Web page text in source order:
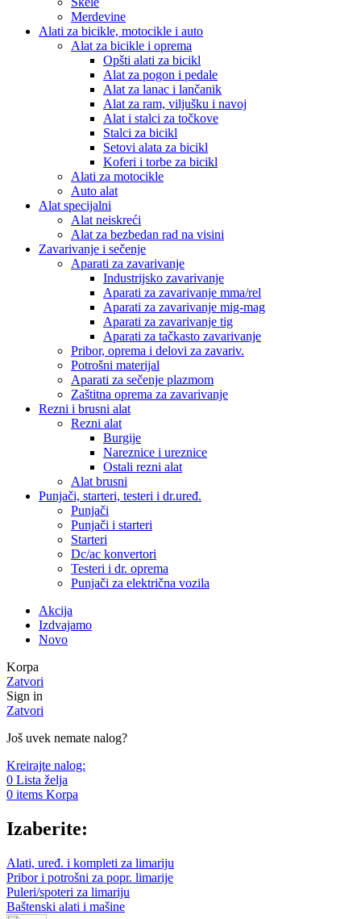
Merdevine
Alati za bicikle, motocikle i auto
Alat za bicikle i oprema
Opšti alati za bicikl
Alat za pogon i pedale
Alat za lanac i lančanik
Alat za ram, viljušku i navoj
Alat i stalci za točkove
Stalci za bicikl
Setovi alata za bicikl
Koferi i torbe za bicikl
Alati za motocikle
Auto alat
Alat specijalni
Alat neiskreći
Alat za bezbedan rad na visini
Zavarivanje i sečenje
Aparati za zavarivanje
Industrijsko zavarivanje
Aparati za zavarivanje mma/rel
Aparati za zavarivanje mig-mag
Aparati za zavarivanje tig
Aparati za tačkasto zavarivanje
Pribor, oprema i delovi za zavariv.
Potrošni materijal
Aparati za sečenje plazmom
Zaštitna oprema za zavarivanje
Rezni i brusni alat
Rezni alat
Burgije
Nareznice i ureznice
Ostali rezni alat
Alat brusni
Punjači, starteri, testeri i dr.uređ.
Punjači
Punjači i starteri
Starteri
Dc/ac konvertori
Testeri i dr. oprema
Punjači za električna vozila
Akcija
Izdvajamo
Novo
Korpa
Zatvori
Sign in
Zatvori
Još uvek nemate nalog?
Kreirajte nalog:
0 Lista želja
0 items Korpa
Izaberite:
Alati, uređ. i kompleti za limariju
Pribor i potrošni za popr. limarije
Puleri/spoteri za limariju
Baštenski alati i mašine